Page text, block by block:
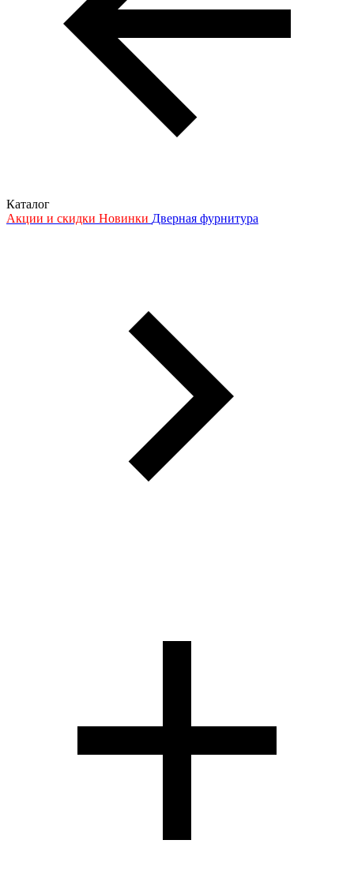
Каталог
Акции и скидки Новинки Дверная фурнитура